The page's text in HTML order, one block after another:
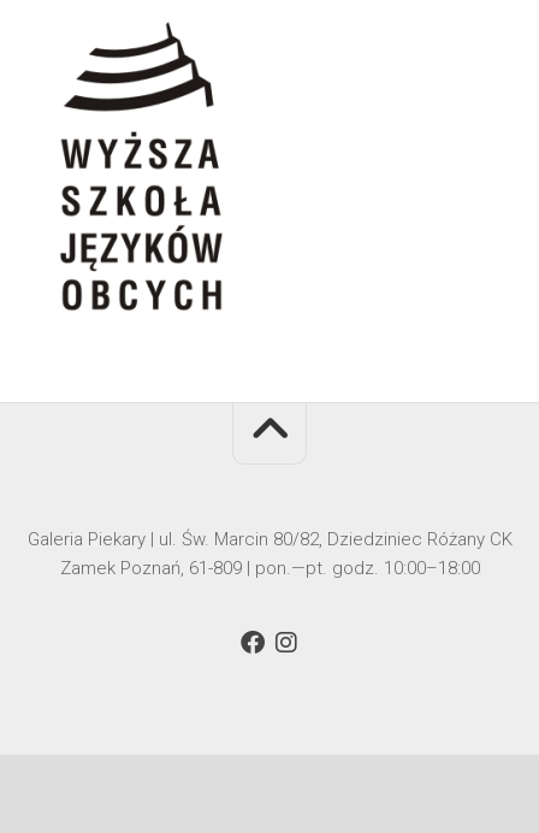
Galeria Piekary | ul. Św. Marcin 80/82, Dziedziniec Różany CK
Zamek Poznań, 61-809 | pon.—pt. godz. 10:00–18:00